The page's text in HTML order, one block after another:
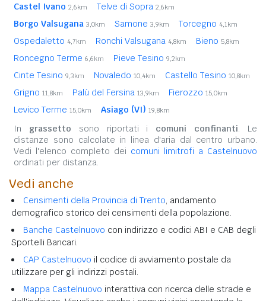
Castel Ivano 2,6km Telve di Sopra 2,6km
Borgo Valsugana 3,0km Samone 3,9km Torcegno 4,1km
Ospedaletto 4,7km Ronchi Valsugana 4,8km Bieno 5,8km
Roncegno Terme 6,6km Pieve Tesino 9,2km
Cinte Tesino 9,3km Novaledo 10,4km Castello Tesino 10,8km
Grigno 11,8km Palù del Fersina 13,9km Fierozzo 15,0km
Levico Terme 15,0km Asiago (VI) 19,8km
In grassetto sono riportati i comuni confinanti. Le
distanze sono calcolate in linea d'aria dal centro urbano.
Vedi l'elenco completo dei comuni limitrofi a Castelnuovo
ordinati per distanza.
Vedi anche
Censimenti della Provincia di Trento, andamento
demografico storico dei censimenti della popolazione.
Banche Castelnuovo con indirizzo e codici ABI e CAB degli
Sportelli Bancari.
CAP Castelnuovo il codice di avviamento postale da
utilizzare per gli indirizzi postali.
Mappa Castelnuovo interattiva con ricerca delle strade e